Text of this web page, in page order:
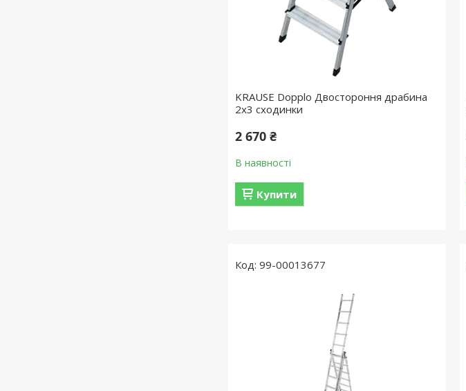
KRAUSE Dopplo Двостороння драбина
2х3 сходинки
2 670 ₴
В наявності
Купити
99-00013677